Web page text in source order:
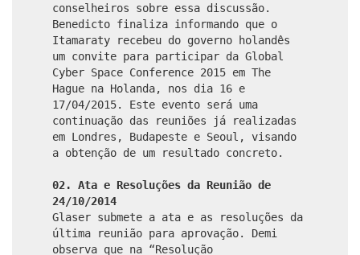
conselheiros sobre essa discussão.
Benedicto finaliza informando que o
Itamaraty recebeu do governo holandês
um convite para participar da Global
Cyber Space Conference 2015 em The
Hague na Holanda, nos dia 16 e
17/04/2015. Este evento será uma
continuação das reuniões já realizadas
em Londres, Budapeste e Seoul, visando
a obtenção de um resultado concreto.
02. Ata e Resoluções da Reunião de
24/10/2014
Glaser submete a ata e as resoluções da
última reunião para aprovação. Demi
observa que na “Resolução